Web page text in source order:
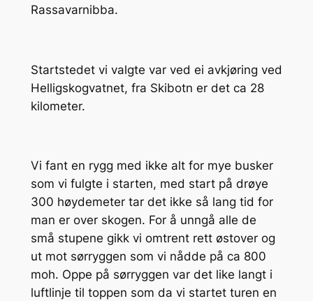
Rassavarnibba.
Startstedet vi valgte var ved ei avkjøring ved
Helligskogvatnet, fra Skibotn er det ca 28
kilometer.
Vi fant en rygg med ikke alt for mye busker
som vi fulgte i starten, med start på drøye
300 høydemeter tar det ikke så lang tid for
man er over skogen. For å unngå alle de
små stupene gikk vi omtrent rett østover og
ut mot sørryggen som vi nådde på ca 800
moh. Oppe på sørryggen var det like langt i
luftlinje til toppen som da vi startet turen en